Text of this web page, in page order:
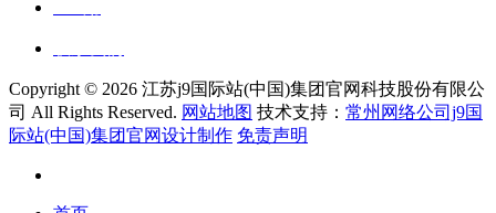
Copyright © 2026 江苏j9国际站(中国)集团官网科技股份有限公
司 All Rights Reserved. 网站地图 技术支持： 常州网络公司j9国
际站(中国)集团官网设计制作 免责声明